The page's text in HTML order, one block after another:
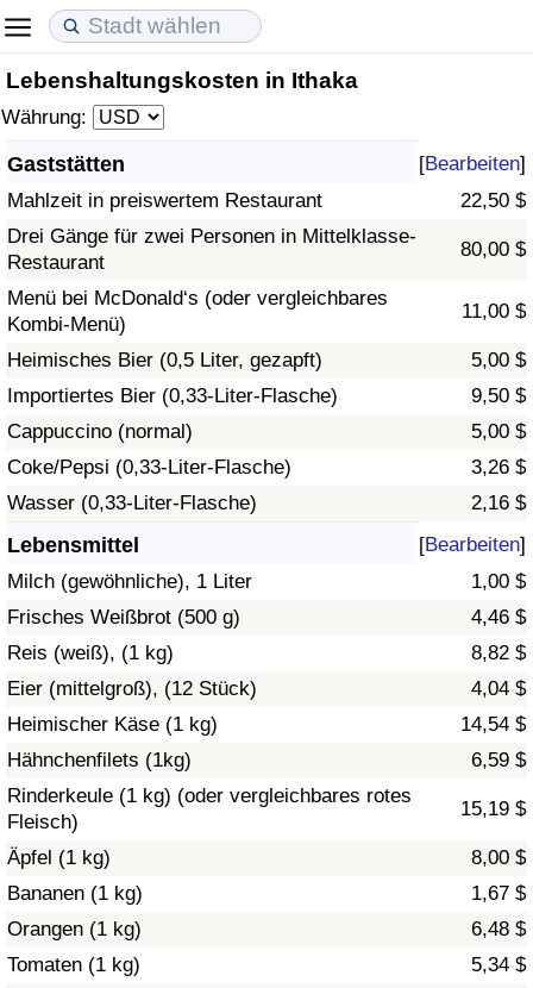
Lebenshaltungskosten in Ithaka
Währung:
Gaststätten [Bearbeiten]
Mahlzeit in preiswertem Restaurant
22,50 $
Drei Gänge für zwei Personen in Mittelklasse-
Restaurant
80,00 $
Menü bei McDonald‘s (oder vergleichbares
Kombi-Menü)
11,00 $
Heimisches Bier (0,5 Liter, gezapft)
5,00 $
Importiertes Bier (0,33-Liter-Flasche)
9,50 $
Cappuccino (normal)
5,00 $
Coke/Pepsi (0,33-Liter-Flasche)
3,26 $
Wasser (0,33-Liter-Flasche)
2,16 $
Lebensmittel [Bearbeiten]
Milch (gewöhnliche), 1 Liter
1,00 $
Frisches Weißbrot (500 g)
4,46 $
Reis (weiß), (1 kg)
8,82 $
Eier (mittelgroß), (12 Stück)
4,04 $
Heimischer Käse (1 kg)
14,54 $
Hähnchenfilets (1kg)
6,59 $
Rinderkeule (1 kg) (oder vergleichbares rotes
Fleisch)
15,19 $
Äpfel (1 kg)
8,00 $
Bananen (1 kg)
1,67 $
Orangen (1 kg)
6,48 $
Tomaten (1 kg)
5,34 $
Lebenshaltungskosten
Lebenshaltungskosten-Index (aktuell)
Lebenshaltungskosten-Index
Lebenshaltungskosten-Index nach Land
in Akaba
Immobilienpreise
Immobilienpreis-Index (aktuell)
Immobilienpreis-Index
Immobilienpreis-Index nach Land
Lebensqualität
Lebensqualität-Index
Lebensqualität-Index (aktuell)
Lebensqualitätsindex nach Land
Kriminalität
Kriminalitäts-Index (aktuell)
Kriminalitäts-Index
Kriminalitätsindex nach Land
Gesundheitsversorgung
Gesundheitsversorgungs-Index (aktuell)
Gesundheitsversorgungs-Index
Gesundheitsversorgungs-Index nach Land
Umweltverschmutzung
Verschmutzungsindex